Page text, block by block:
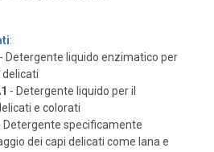
:
- Detergente liquido enzimatico per
delicati
- Detergente liquido per il
e colorati
Detergente specificamente
dei capi delicati come lana e